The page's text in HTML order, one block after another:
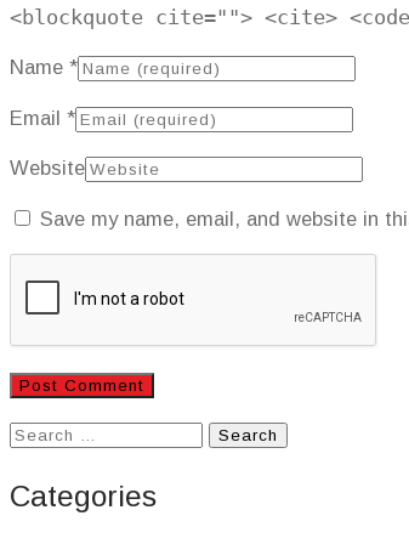
<blockquote cite=""> <cite>
Name *
Email *
Website
Save my name, email, and website in
Search
Categories